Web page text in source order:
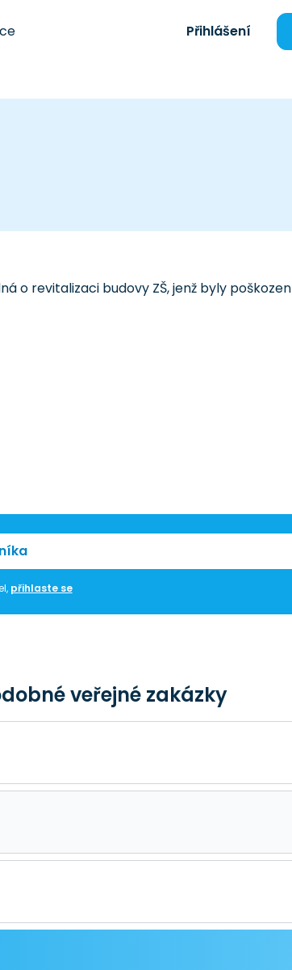
Přihlášení
o revitalizaci budovy ZŠ, jenž byly poškozen
přihlaste se
veřejné zakázky